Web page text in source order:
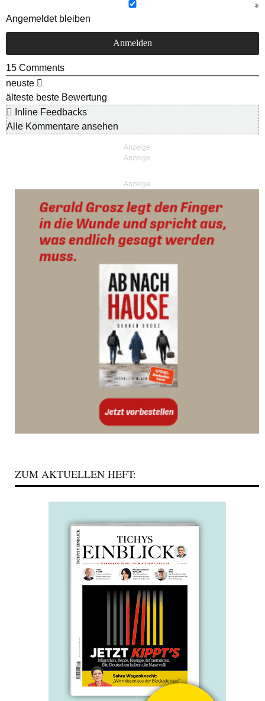
Angemeldet bleiben
15 Comments
neuste
älteste beste Bewertung
Inline Feedbacks
Alle Kommentare ansehen
Anzeige
ZUM AKTUELLEN HEFT: